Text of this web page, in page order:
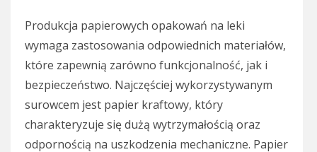
Produkcja papierowych opakowań na leki
wymaga zastosowania odpowiednich materiałów,
które zapewnią zarówno funkcjonalność, jak i
bezpieczeństwo. Najczęściej wykorzystywanym
surowcem jest papier kraftowy, który
charakteryzuje się dużą wytrzymałością oraz
odpornością na uszkodzenia mechaniczne. Papier